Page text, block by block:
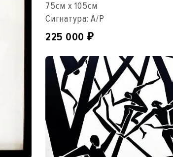
75см x 105см
Сигнатура: A/P
225 000 ₽